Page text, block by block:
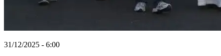
31/12/2025 - 6:00